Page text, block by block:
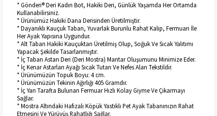
* Gönderi® Deri Kadın Bot, Hakiki Deri, Günlük Yaşamda Her Ortamda
Kullanabilirsiniz.
* Ürünümüz Hakiki Dana Derisinden Üretilmiştir.
* Dayanıklı Kauçuk Taban, Yuvarlak Burunlu Rahat Kalıp, Fermuarı İle
Her Ayak Yapısına Uygundur.
* Alt Taban Hakiki Kauçuktan Üretilmiş Olup, Soğuk Ve Sıcak Yalıtımı
Yapacak Şekilde Tasarlanmıştır.
* İç Taban Astarı Deri (Deri Mostra) Mantar Oluşumunu Minimize Eder.
* İç Kenar Astarları Ayağı Sıcak Tutan Ve Nefes Alan Tekstildir.
* Ürünümüzün Topuk Boyu: 4 cm.
* Ürünümüzün Tekinin Ağırlığı 405 Gramdır.
* İç Yan Tarafta Bulunan Fermuar Hızlı Kolay Giyme Ve Çıkarmayı
Sağlar.
* Mostra Altındaki Hafızalı Köpük Yastıklı Pet Ayak Tabanınızın Rahat
Etmesini Ve Yürüyüş Rahatlığı Sağlar.